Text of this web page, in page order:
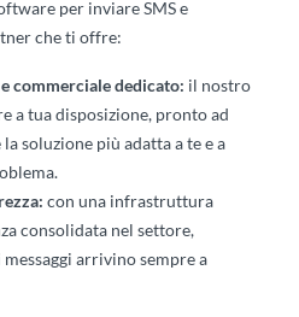
per inviare SMS e
che ti offre:
commerciale dedicato: il nostro
a tua disposizione, pronto ad
soluzione più adatta a te e a
con una infrastruttura
consolidata nel settore,
arrivino sempre a